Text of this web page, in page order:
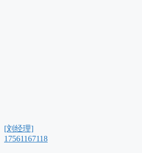
[刘经理]
17561167118